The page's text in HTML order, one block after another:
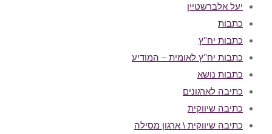
יעל אלברשטיין
כתבות
כתבות יח''ץ
כתבות יח''ץ לאומית – המודיע
כתבות נושא
כתיבה לארגונים
כתיבה שיווקית
כתיבה שיווקית \ ארגון מסילה